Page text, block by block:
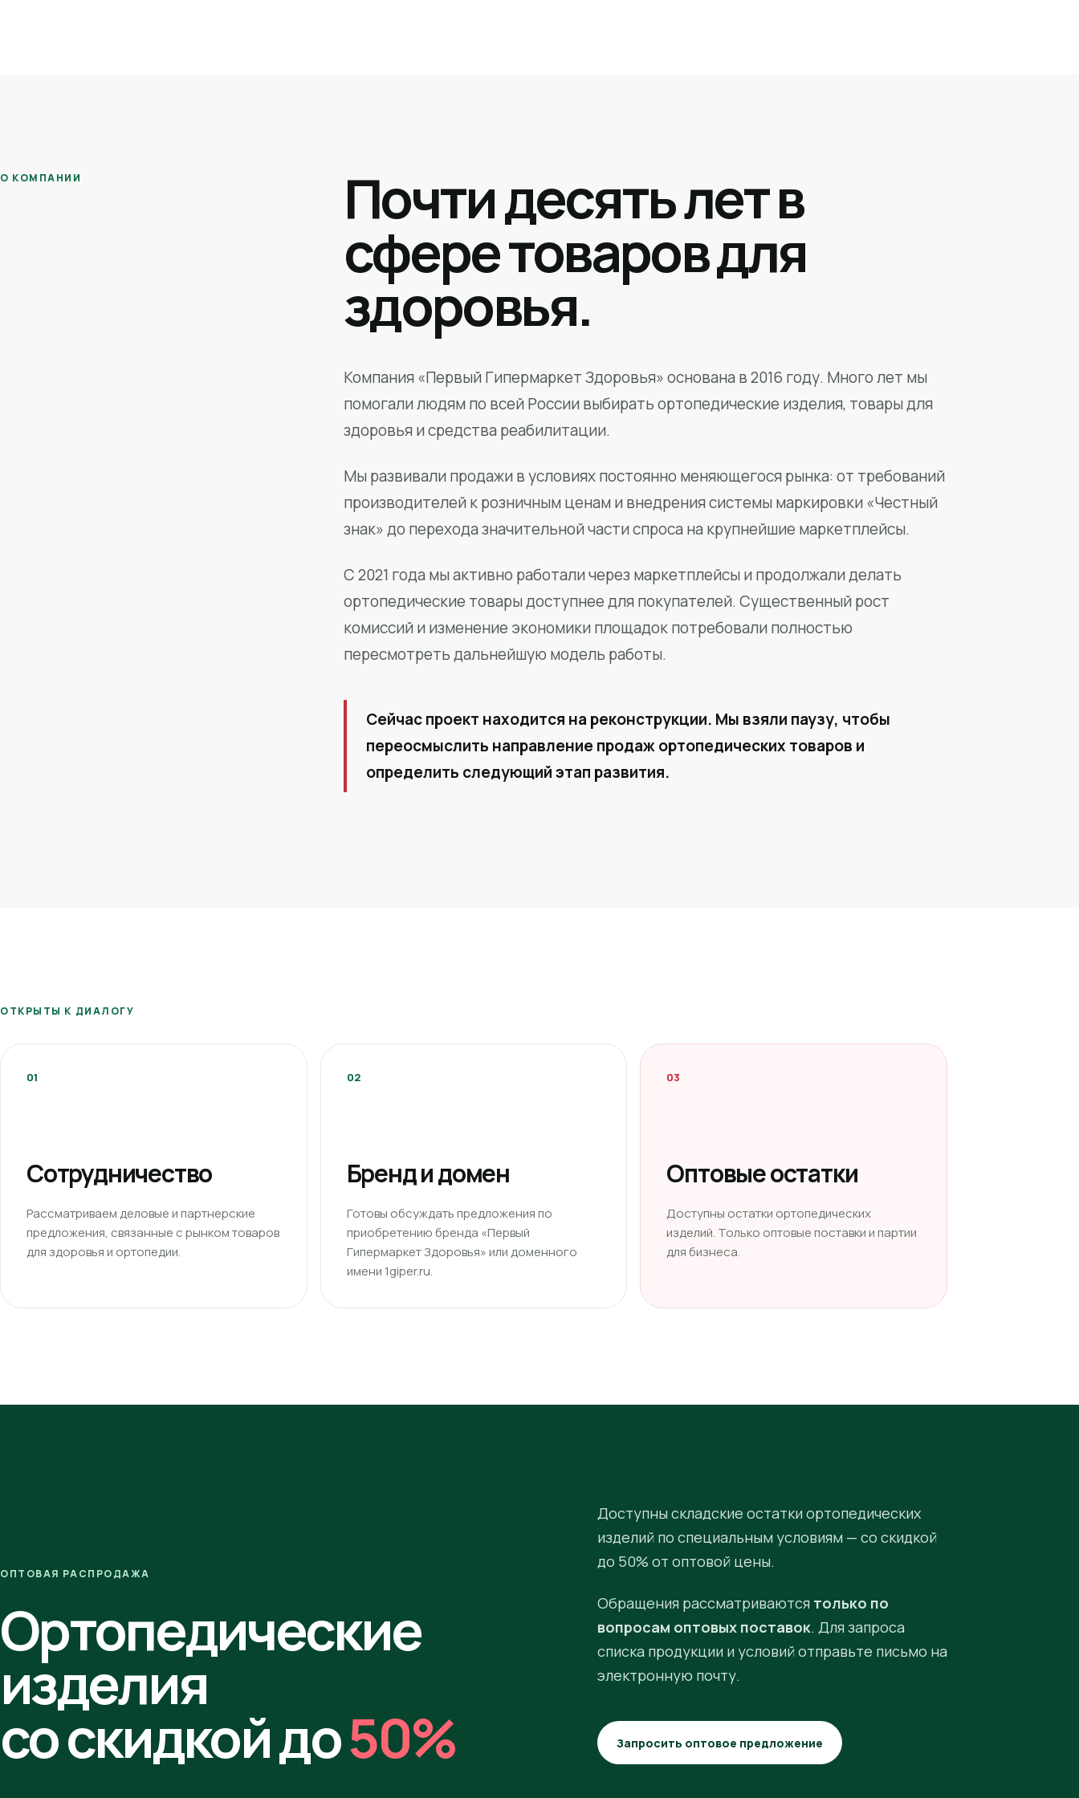
О КОМПАНИИ Почти десять лет в
сфере товаров для
здоровья.
Компания «Первый Гипермаркет Здоровья» основана в 2016 году. Много лет мы
помогали людям по всей России выбирать ортопедические изделия, товары для
здоровья и средства реабилитации.
Мы развивали продажи в условиях постоянно меняющегося рынка: от требований
производителей к розничным ценам и внедрения системы маркировки «Честный
знак» до перехода значительной части спроса на крупнейшие маркетплейсы.
С 2021 года мы активно работали через маркетплейсы и продолжали делать
ортопедические товары доступнее для покупателей. Существенный рост
комиссий и изменение экономики площадок потребовали полностью
пересмотреть дальнейшую модель работы.
Сейчас проект находится на реконструкции. Мы взяли паузу, чтобы
переосмыслить направление продаж ортопедических товаров и
определить следующий этап развития.
ОТКРЫТЫ К ДИАЛОГУ
01
Сотрудничество
Рассматриваем деловые и партнерские
предложения, связанные с рынком товаров
для здоровья и ортопедии.
02
Бренд и домен
Готовы обсуждать предложения по
приобретению бренда «Первый
Гипермаркет Здоровья» или доменного
имени 1giper.ru.
03
Оптовые остатки
Доступны остатки ортопедических
изделий. Только оптовые поставки и партии
для бизнеса.
ОПТОВАЯ РАСПРОДАЖА
Ортопедические
изделия
со скидкой до50%
Доступны складские остатки ортопедических
изделий по специальным условиям — со скидкой
до 50% от оптовой цены.
Обращения рассматриваются только по
вопросам оптовых поставок. Для запроса
списка продукции и условий отправьте письмо на
электронную почту.
Запросить оптовое предложение